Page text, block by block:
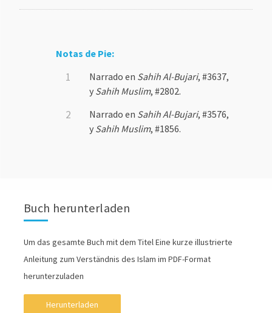
Notas de Pie:
Narrado en Sahih Al-Bujari, #3637,
y Sahih Muslim, #2802.
Narrado en Sahih Al-Bujari, #3576,
y Sahih Muslim, #1856.
Buch herunterladen
Um das gesamte Buch mit dem Titel Eine kurze illustrierte
Anleitung zum Verständnis des Islam im PDF-Format
herunterzuladen
Herunterladen